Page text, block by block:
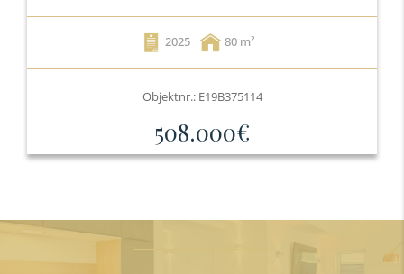
2025 80
Objektnr.: E19B375114
508.000€